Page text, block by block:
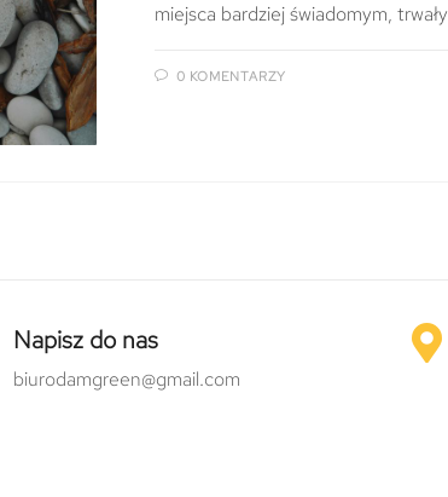
miejsca bardziej świadomym,
0 KOMENTARZY
Napisz do nas
biurodamgreen@gmail.com